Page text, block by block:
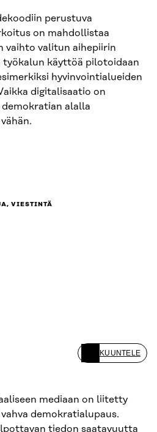
perustuva
on mahdollistaa
vaihto valitun aihepiirin
työkalun käyttöä pilotoidaan
hyvinvointialueiden
digitalisaatio on
alalla
VIESTINTÄ
KUUNTELE
mediaan on liitetty
demokratialupaus.
tiedon saatavuutta